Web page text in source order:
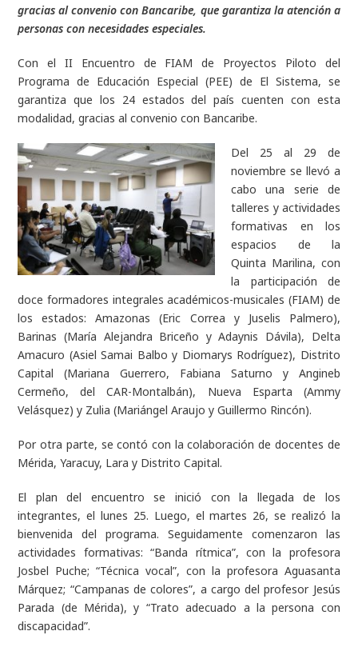
gracias al convenio con Bancaribe, que garantiza la atención a
personas con necesidades especiales.
Con el II Encuentro de FIAM de Proyectos Piloto del
Programa de Educación Especial (PEE) de El Sistema, se
garantiza que los 24 estados del país cuenten con esta
modalidad, gracias al convenio con Bancaribe.
Del 25 al 29 de
noviembre se llevó a
cabo una serie de
talleres y actividades
formativas en los
espacios de la
Quinta Marilina, con
la participación de
doce formadores integrales académicos-musicales (FIAM) de
los estados: Amazonas (Eric Correa y Juselis Palmero),
Barinas (María Alejandra Briceño y Adaynis Dávila), Delta
Amacuro (Asiel Samai Balbo y Diomarys Rodríguez), Distrito
Capital (Mariana Guerrero, Fabiana Saturno y Angineb
Cermeño, del CAR-Montalbán), Nueva Esparta (Ammy
Velásquez) y Zulia (Mariángel Araujo y Guillermo Rincón).
Por otra parte, se contó con la colaboración de docentes de
Mérida, Yaracuy, Lara y Distrito Capital.
El plan del encuentro se inició con la llegada de los
integrantes, el lunes 25. Luego, el martes 26, se realizó la
bienvenida del programa. Seguidamente comenzaron las
actividades formativas: “Banda rítmica”, con la profesora
Josbel Puche; “Técnica vocal”, con la profesora Aguasanta
Márquez; “Campanas de colores”, a cargo del profesor Jesús
Parada (de Mérida), y “Trato adecuado a la persona con
discapacidad”.